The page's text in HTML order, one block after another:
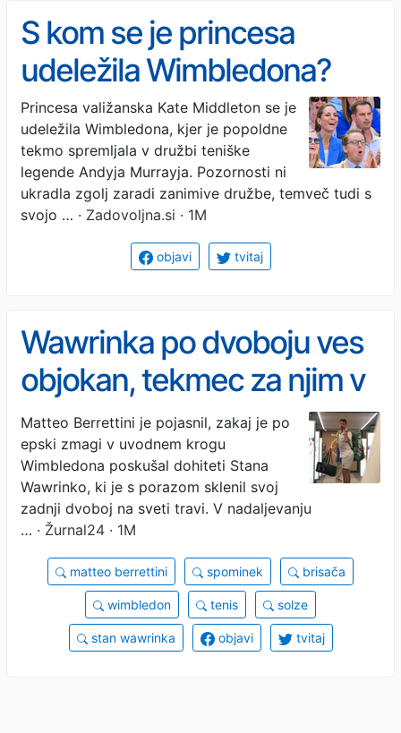
S kom se je princesa
udeležila Wimbledona?
Princesa valižanska Kate Middleton se je
udeležila Wimbledona, kjer je popoldne
tekmo spremljala v družbi teniške
legende Andyja Murrayja. Pozornosti ni
ukradla zgolj zaradi zanimive družbe, temveč tudi s
svojo … · Zadovoljna.si · 1M
objavi tvitaj
Wawrinka po dvoboju ves
objokan, tekmec za njim v
garderobo
Matteo Berrettini je pojasnil, zakaj je po
epski zmagi v uvodnem krogu
Wimbledona poskušal dohiteti Stana
Wawrinko, ki je s porazom sklenil svoj
zadnji dvoboj na sveti travi. V nadaljevanju
… · Žurnal24 · 1M
matteo berrettini spominek brisača
wimbledon tenis solze
stan wawrinka objavi tvitaj